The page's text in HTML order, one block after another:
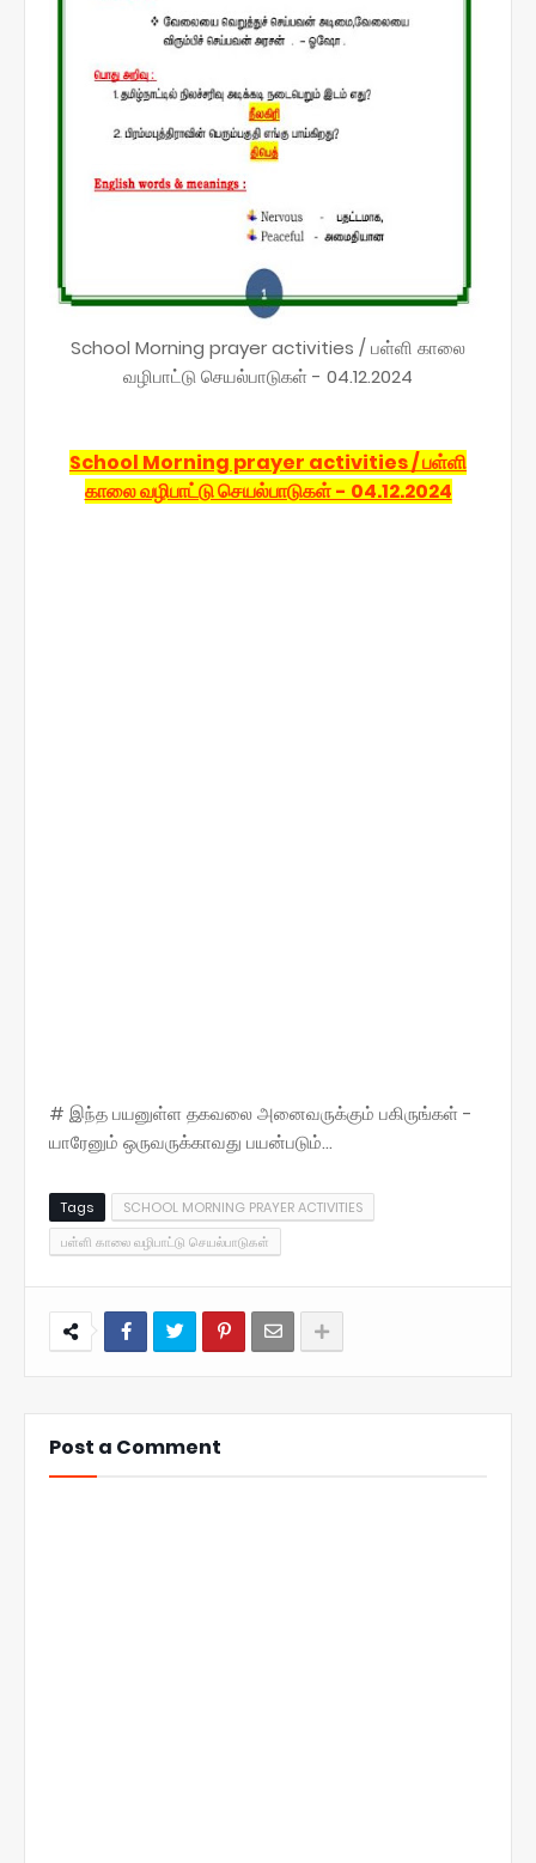
School Morning prayer activities / பள்ளி காலை
வழிபாட்டு செயல்பாடுகள் - 04.12.2024
School Morning prayer activities / பள்ளி
காலை வழிபாட்டு செயல்பாடுகள் - 04.12.2024
# இந்த பயனுள்ள தகவலை அனைவருக்கும் பகிருங்கள் -
யாரேனும் ஒருவருக்காவது பயன்படும்...
Tags
SCHOOL MORNING PRAYER ACTIVITIES
பள்ளி காலை வழிபாட்டு செயல்பாடுகள்
Post a Comment